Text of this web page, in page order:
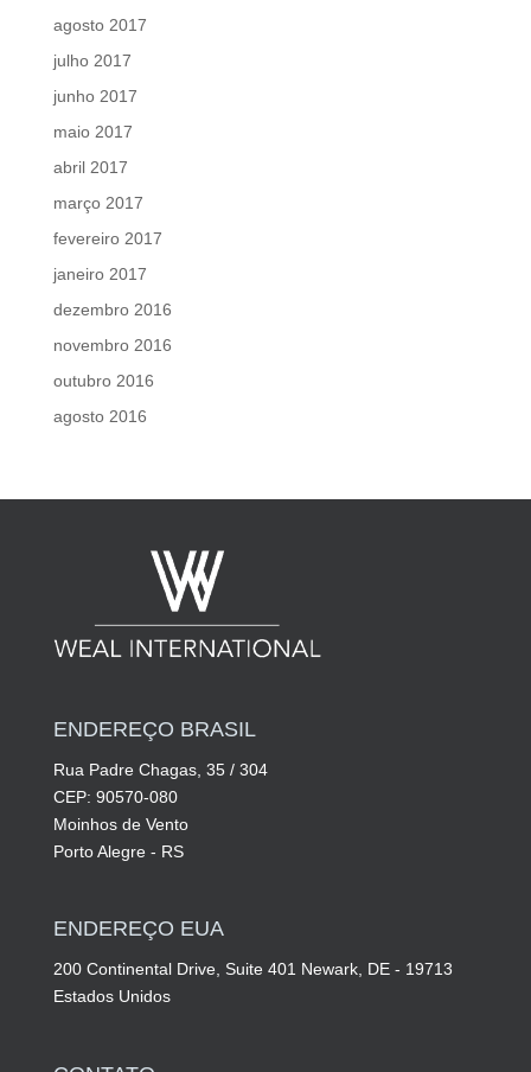
agosto 2017
julho 2017
junho 2017
maio 2017
abril 2017
março 2017
fevereiro 2017
janeiro 2017
dezembro 2016
novembro 2016
outubro 2016
agosto 2016
ENDEREÇO BRASIL
Rua Padre Chagas, 35 / 304
CEP: 90570-080
Moinhos de Vento
Porto Alegre - RS
ENDEREÇO EUA
200 Continental Drive, Suite 401 Newark, DE - 19713
Estados Unidos